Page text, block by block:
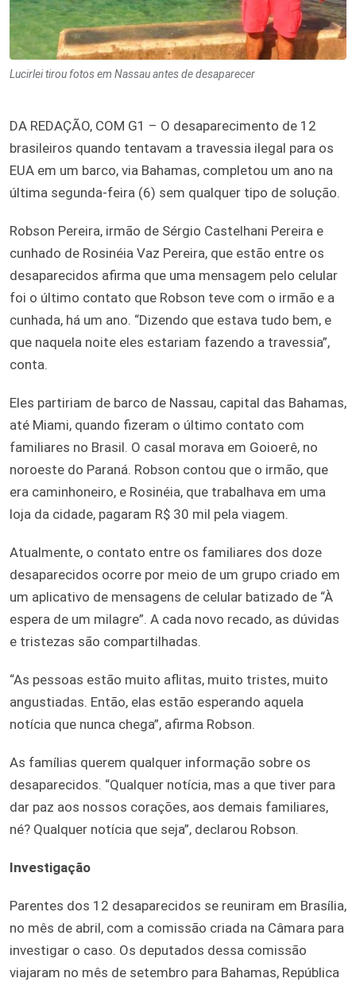
Lucirlei tirou fotos em Nassau antes de desaparecer
DA REDAÇÃO, COM G1 – O desaparecimento de 12
brasileiros quando tentavam a travessia ilegal para os
EUA em um barco, via Bahamas, completou um ano na
última segunda-feira (6) sem qualquer tipo de solução.
Robson Pereira, irmão de Sérgio Castelhani Pereira e
cunhado de Rosinéia Vaz Pereira, que estão entre os
desaparecidos afirma que uma mensagem pelo celular
foi o último contato que Robson teve com o irmão e a
cunhada, há um ano. “Dizendo que estava tudo bem, e
que naquela noite eles estariam fazendo a travessia”,
conta.
Eles partiriam de barco de Nassau, capital das Bahamas,
até Miami, quando fizeram o último contato com
familiares no Brasil. O casal morava em Goioerê, no
noroeste do Paraná. Robson contou que o irmão, que
era caminhoneiro, e Rosinéia, que trabalhava em uma
loja da cidade, pagaram R$ 30 mil pela viagem.
Atualmente, o contato entre os familiares dos doze
desaparecidos ocorre por meio de um grupo criado em
um aplicativo de mensagens de celular batizado de “À
espera de um milagre”. A cada novo recado, as dúvidas
e tristezas são compartilhadas.
“As pessoas estão muito aflitas, muito tristes, muito
angustiadas. Então, elas estão esperando aquela
notícia que nunca chega”, afirma Robson.
As famílias querem qualquer informação sobre os
desaparecidos. “Qualquer notícia, mas a que tiver para
dar paz aos nossos corações, aos demais familiares,
né? Qualquer notícia que seja”, declarou Robson.
Investigação
Parentes dos 12 desaparecidos se reuniram em Brasília,
no mês de abril, com a comissão criada na Câmara para
investigar o caso. Os deputados dessa comissão
viajaram no mês de setembro para Bahamas, República